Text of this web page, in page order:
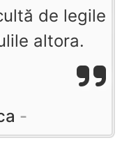
de legile
altora.